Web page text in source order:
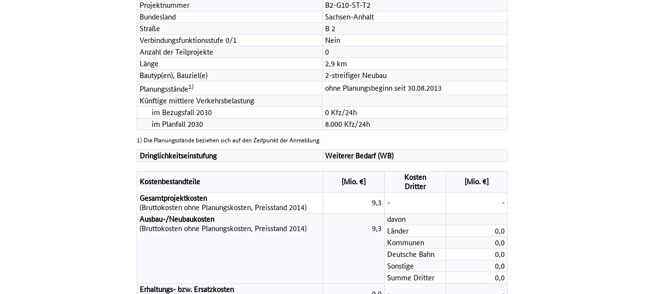
Projektnummer
B2-G10-ST-T2
Bundesland
Sachsen-Anhalt
Straße
B 2
Verbindungsfunktionsstufe 0/1
Nein
Anzahl der Teilprojekte
0
Länge
2,9 km
Bautyp(en), Bauziel(e)
2-streifiger Neubau
Planungsstände1)
ohne Planungsbeginn seit 30.08.2013
Künftige mittlere Verkehrsbelastung
im Bezugsfall 2030
0 Kfz/24h
im Planfall 2030
8.000 Kfz/24h
1) Die Planungsstände beziehen sich auf den Zeitpunkt der Anmeldung.
Dringlichkeitseinstufung Weiterer Bedarf (WB)
Kostenbestandteile [Mio. €]
Kosten
Dritter
[Mio. €]
Gesamtprojektkosten
(Bruttokosten ohne Planungskosten, Preisstand 2014)
9,3 -
-
Ausbau-/Neubaukosten
(Bruttokosten ohne Planungskosten, Preisstand 2014)
9,3
davon
Länder
0,0
Kommunen
0,0
Deutsche Bahn
0,0
Sonstige
0,0
Summe Dritter
0,0
Erhaltungs- bzw. Ersatzkosten